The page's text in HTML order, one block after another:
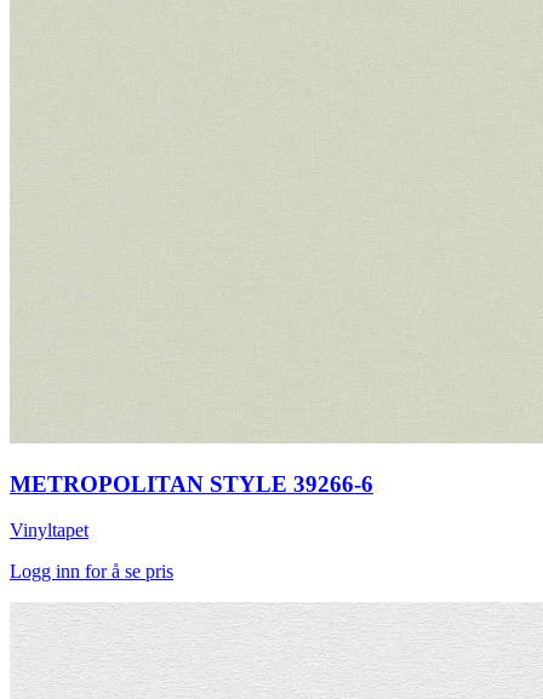
METROPOLITAN STYLE 39266-6
Vinyltapet
Logg inn for å se pris